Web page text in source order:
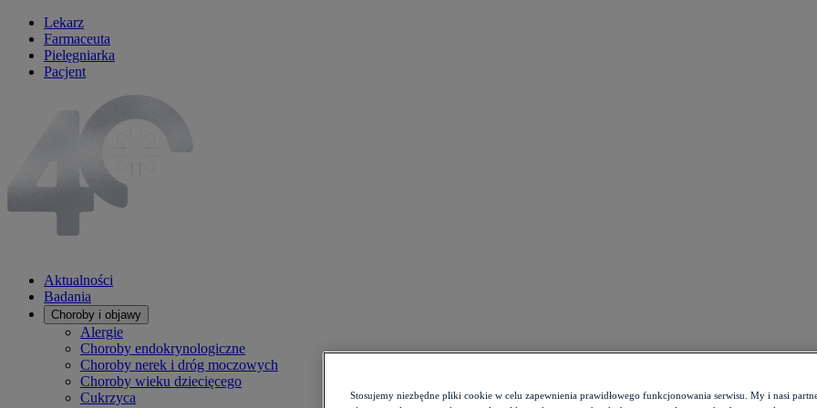
Lekarz
Farmaceuta
Pielęgniarka
Pacjent
Aktualności
Badania
Choroby i objawy
Alergie
Choroby endokrynologiczne
Choroby nerek i dróg moczowych
Choroby wieku dziecięcego
Cukrzyca
Stosujemy niezbędne pliki cookie w celu zapewnienia prawidłowego funkcjonowania serwisu. My i nasi